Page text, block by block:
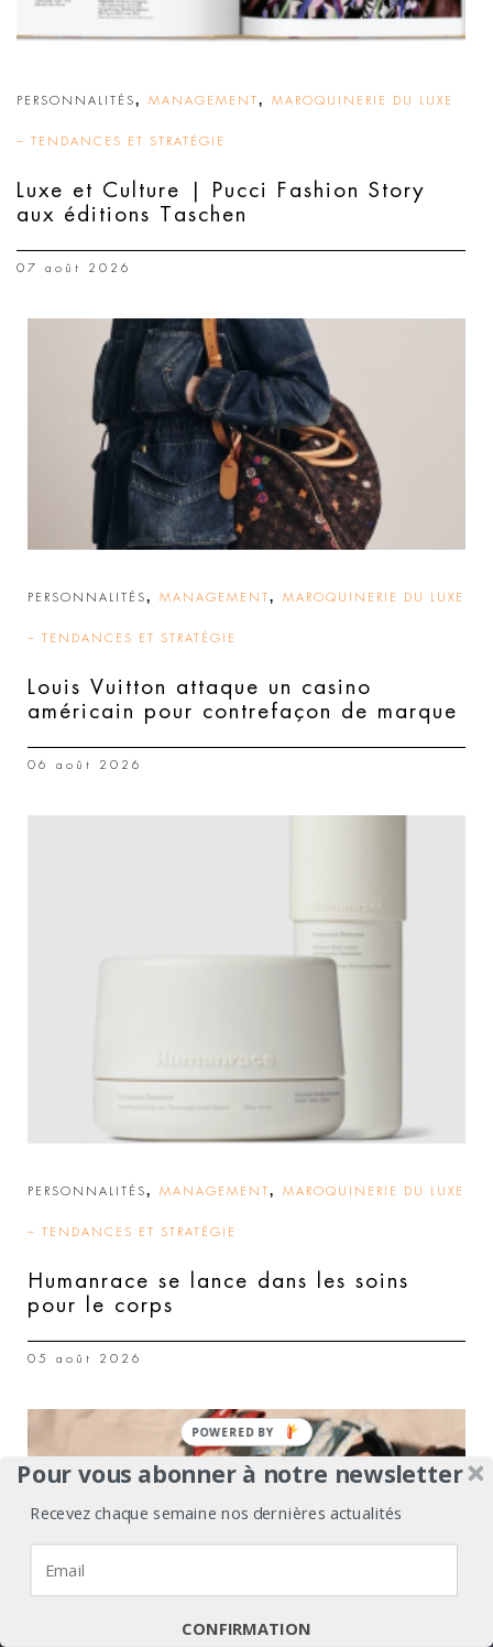
PERSONNALITÉS, MANAGEMENT, MAROQUINERIE DU LUXE
– TENDANCES ET STRATÉGIE
Luxe et Culture | Pucci Fashion Story
aux éditions Taschen
07 août 2026
PERSONNALITÉS, MANAGEMENT, MAROQUINERIE DU LUXE
– TENDANCES ET STRATÉGIE
Louis Vuitton attaque un casino
américain pour contrefaçon de marque
06 août 2026
PERSONNALITÉS, MANAGEMENT, MAROQUINERIE DU LUXE
– TENDANCES ET STRATÉGIE
Humanrace se lance dans les soins
pour le corps
05 août 2026
Pour vous abonner à notre newsletter
Recevez chaque semaine nos dernières actualités
CONFIRMATION